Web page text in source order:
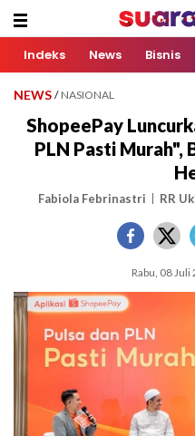
Indeks News Bisnis
NEWS / NASIONAL
ShopeePay
PLN Pasti Murah",
Fabiola Febrinastri RR
Rabu, 08